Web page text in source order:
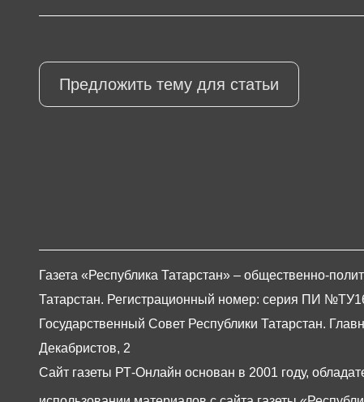
Предложить тему для статьи
Газета «Республика Татарстан» – общественно-
Татарстан. Регистрационный номер: серия ПИ
Государственный Совет Республики Татарстан.
Декабристов, 2
Сайт газеты РТ-Онлайн основан в 2001 году,